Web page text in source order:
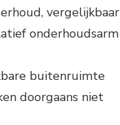
vergelijkbaar
onderhoudsarm
buitenruimte
doorgaans niet